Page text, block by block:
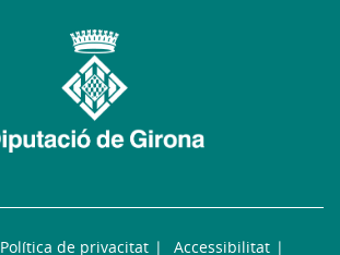
Política de privacitat Accessibilitat